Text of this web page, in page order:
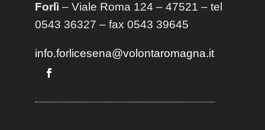
Forlì – Viale Roma 124 – 47521 – tel
0543 36327 – fax 0543 39645
info.forlicesena@volontaromagna.it